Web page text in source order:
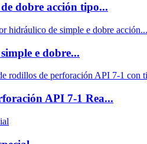
dobre acción tipo...
e dobre...
API 7-1 Rea...